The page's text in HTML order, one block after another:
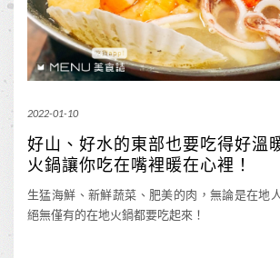
2022-01-10
好山、好水的東部也要吃得好溫
火鍋讓你吃在嘴裡暖在心裡！
生猛海鮮、新鮮蔬菜、肥美的肉，無論是在地
絕無僅有的在地火鍋都要吃起來！